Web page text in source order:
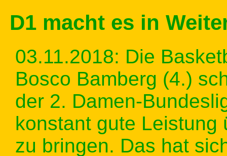
D1 macht es in
03.11.2018: Die
Bosco Bamberg (4.)
der 2. Damen-
konstant gute Leistung
zu bringen. Das hat